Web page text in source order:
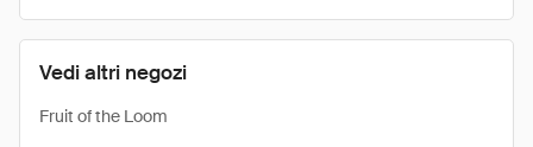
Vedi altri negozi
Fruit of the Loom